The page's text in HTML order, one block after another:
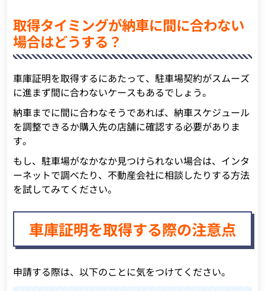
取得タイミングが納車に間に合わない
場合はどうする？
車庫証明を取得するにあたって、駐車場契約がスムーズ
に進まず間に合わないケースもあるでしょう。
納車までに間に合わなそうであれば、納車スケジュール
を調整できるか購入先の店舗に確認する必要がありま
す。
もし、駐車場がなかなか見つけられない場合は、インタ
ーネットで調べたり、不動産会社に相談したりする方法
を試してみてください。
車庫証明を取得する際の注意点
申請する際は、以下のことに気をつけてください。